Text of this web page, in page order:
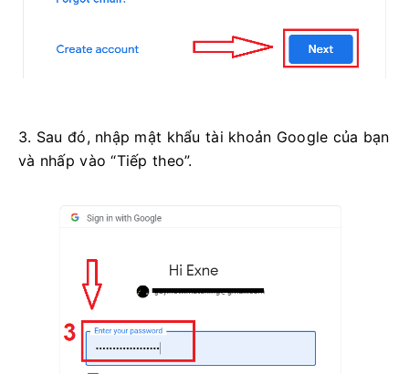
3. Sau đó, nhập mật khẩu tài khoản Google của bạn
và nhấp vào “Tiếp theo”.